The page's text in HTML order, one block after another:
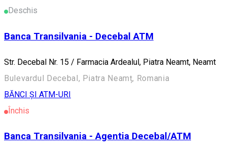
Deschis
Banca Transilvania - Decebal ATM
Str. Decebal Nr. 15 / Farmacia Ardealul, Piatra Neamt, Neamt
Bulevardul Decebal, Piatra Neamț, Romania
BĂNCI ȘI ATM-URI
Închis
Banca Transilvania - Agentia Decebal/ATM